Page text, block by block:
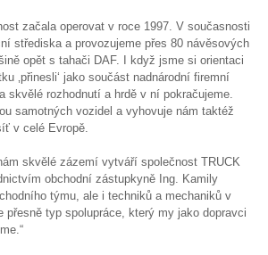
začala operovat v roce 1997. V současnosti
střediska a provozujeme přes 80 návěsových
opět s tahači DAF. I když jsme si orientaci
‚přinesli‘ jako součást nadnárodní firemní
skvělé rozhodnutí a hrdě v ní pokračujeme.
samotných vozidel a vyhovuje nám taktéž
v celé Evropě.
skvělé zázemí vytváří společnost TRUCK
obchodní zástupkyně Ing. Kamily
týmu, ale i techniků a mechaniků v
přesně typ spolupráce, který my jako dopravci